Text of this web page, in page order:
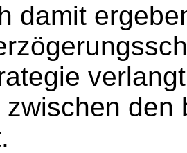
damit
zwischen den